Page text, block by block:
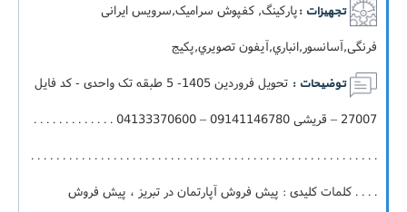
تجهیزات :پارکینگ, کفپوش سرامیک,سرویس ایرانی
فرنگی,آسانسور,انباري,آيفون تصويري,پکيج
توضیحات :
تحویل فروردین 1405- 5 طبقه تک واحدی - کد فایل
27007 – قریشی 09141146780 – 04133370600 . . . . . . . . . . . . .
. . . . . . . . . . . . . . . . . . . . . . . . . . . . . . . . . . . . . . . . . . . . . . . . . . . . . . .
. . . . کلمات کلیدی : پیش فروش آپارتمان در تبریز ، پیش فروش